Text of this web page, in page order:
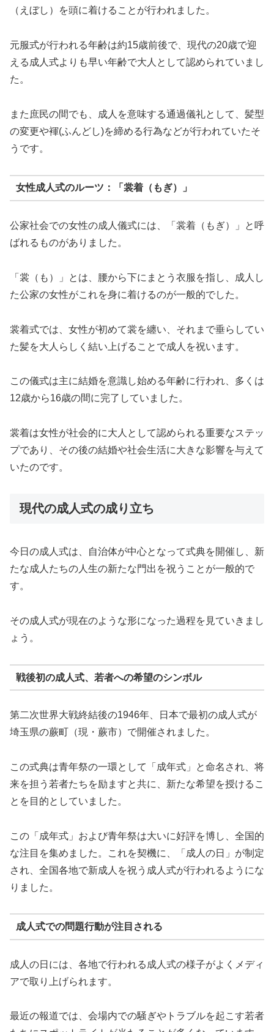
（えぼし）を頭に着けることが行われました。
元服式が行われる年齢は約15歳前後で、現代の20歳で迎
える成人式よりも早い年齢で大人として認められていまし
た。
また庶民の間でも、成人を意味する通過儀礼として、髪型
の変更や褌(ふんどし)を締める行為などが行われていたそ
うです。
女性成人式のルーツ：「裳着（もぎ）」
公家社会での女性の成人儀式には、「裳着（もぎ）」と呼
ばれるものがありました。
「裳（も）」とは、腰から下にまとう衣服を指し、成人し
た公家の女性がこれを身に着けるのが一般的でした。
裳着式では、女性が初めて裳を纏い、それまで垂らしてい
た髪を大人らしく結い上げることで成人を祝います。
この儀式は主に結婚を意識し始める年齢に行われ、多くは
12歳から16歳の間に完了していました。
裳着は女性が社会的に大人として認められる重要なステッ
プであり、その後の結婚や社会生活に大きな影響を与えて
いたのです。
現代の成人式の成り立ち
今日の成人式は、自治体が中心となって式典を開催し、新
たな成人たちの人生の新たな門出を祝うことが一般的で
す。
その成人式が現在のような形になった過程を見ていきまし
ょう。
戦後初の成人式、若者への希望のシンボル
第二次世界大戦終結後の1946年、日本で最初の成人式が
埼玉県の蕨町（現・蕨市）で開催されました。
この式典は青年祭の一環として「成年式」と命名され、将
来を担う若者たちを励ますと共に、新たな希望を授けるこ
とを目的としていました。
この「成年式」および青年祭は大いに好評を博し、全国的
な注目を集めました。これを契機に、「成人の日」が制定
され、全国各地で新成人を祝う成人式が行われるようにな
りました。
成人式での問題行動が注目される
成人の日には、各地で行われる成人式の様子がよくメディ
アで取り上げられます。
最近の報道では、会場内での騒ぎやトラブルを起こす若者